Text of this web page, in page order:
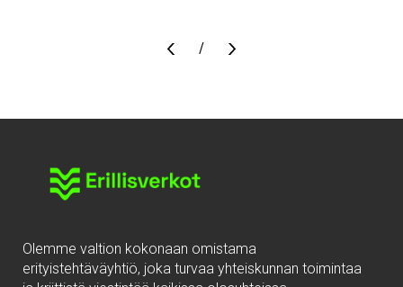
Sivu
/
Olemme valtion kokonaan omistama
erityistehtäväyhtiö, joka turvaa yhteiskunnan toimintaa